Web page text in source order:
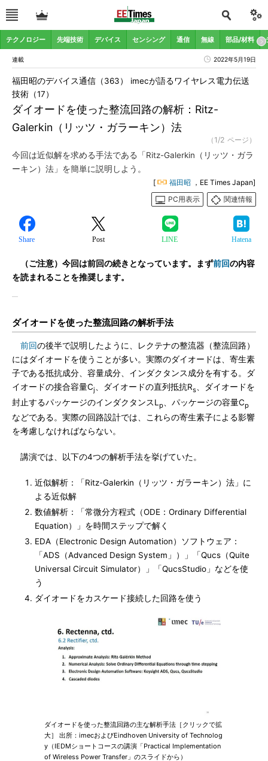
テクノロジー 先端技術 デバイス センシング 通信 無線 部品/材料
連載 2022年5月19日
ダイオードを使った整流回路の解析：Ritz-
Galerkin（リッツ・ガラーキン）法
福田昭のデバイス通信（363） imecが語るワイヤレス電力伝送
技術（17）
（1/2 ページ）
今回は近似解を求める手法である「Ritz-Galerkin（リッツ・ガラ
ーキン）法」を簡単に説明しよう。
[ 福田昭 ，EE Times Japan]
PC用表示
関連情報
Share Post LINE Hatena
（ご注意）今回は前回の続きとなっています。まず前回の内容
を読まれることを推奨します。
ダイオードを使った整流回路の解析手法
前回の後半で説明したように、レクテナの整流器（整流回路）
にはダイオードを使うことが多い。実際のダイオードは、寄生素
子である抵抗成分、容量成分、インダクタンス成分を有する。ダ
イオードの接合容量Cj 、ダイオードの直列抵抗Rs 、ダイオードを
封止するパッケージのインダクタンスL p 、パッケージの容量Cp
などである。実際の回路設計では、これらの寄生素子による影響
を考慮しなければならない。
講演では、以下の4つの解析手法を挙げていた。
近似解析：「Ritz-Galerkin（リッツ・ガラーキン）法」に
よる近似解
数値解析：「常微分方程式（ODE：Ordinary Differential
Equation）」を時間ステップで解く
EDA（Electronic Design Automation）ソフトウェア：
「ADS（Advanced Design System」）」「Qucs（Quite
Universal Circuit Simulator）」「QucsStudio」などを使
う
ダイオードをカスケード接続した回路を使う
ダイオードを使った整流回路の主な解析手法［クリックで拡
大］ 出所：imecおよびEindhoven University of Technolog
y（IEDMショートコースの講演「Practical Implementation
of Wireless Power Transfer」のスライドから）